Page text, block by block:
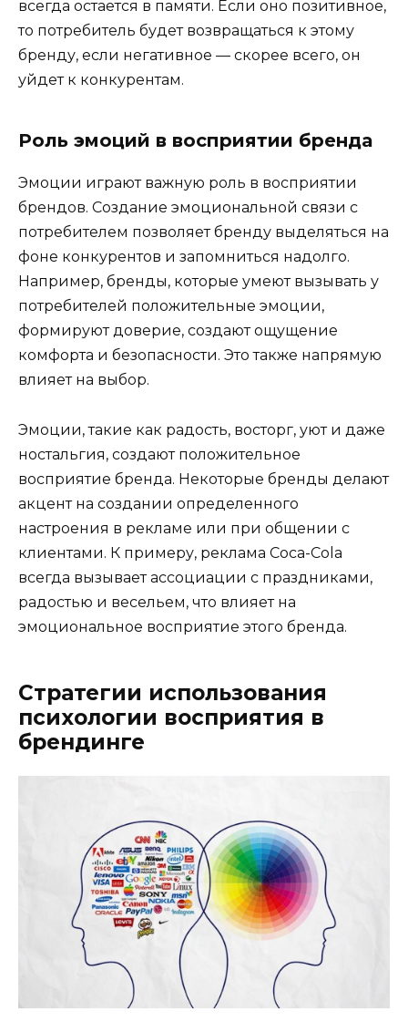
всегда остается в памяти. Если оно позитивное,
то потребитель будет возвращаться к этому
бренду, если негативное — скорее всего, он
уйдет к конкурентам.
Роль эмоций в восприятии бренда
Эмоции играют важную роль в восприятии
брендов. Создание эмоциональной связи с
потребителем позволяет бренду выделяться на
фоне конкурентов и запомниться надолго.
Например, бренды, которые умеют вызывать у
потребителей положительные эмоции,
формируют доверие, создают ощущение
комфорта и безопасности. Это также напрямую
влияет на выбор.
Эмоции, такие как радость, восторг, уют и даже
ностальгия, создают положительное
восприятие бренда. Некоторые бренды делают
акцент на создании определенного
настроения в рекламе или при общении с
клиентами. К примеру, реклама Coca-Cola
всегда вызывает ассоциации с праздниками,
радостью и весельем, что влияет на
эмоциональное восприятие этого бренда.
Стратегии использования
психологии восприятия в
брендинге